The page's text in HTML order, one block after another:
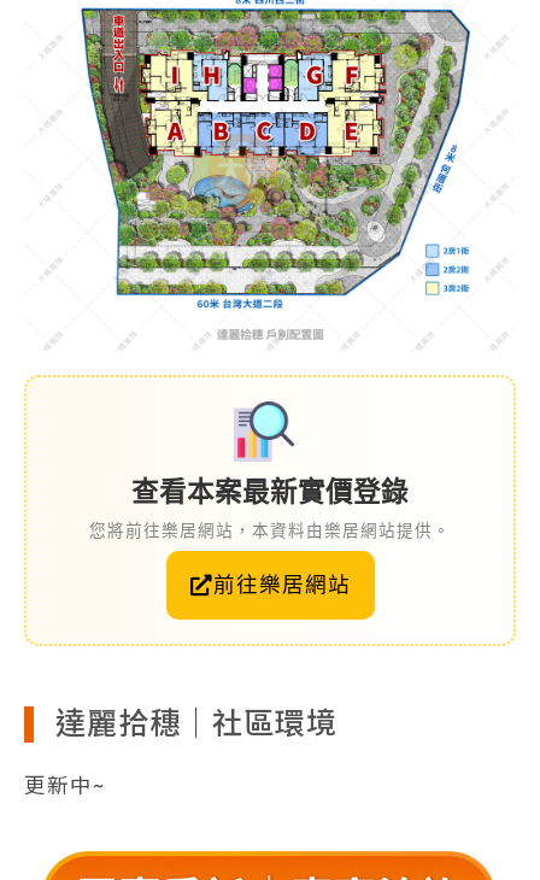
查看本案最新實價登錄
您將前往樂居網站，本資料由樂居網站提供。
前往樂居網站
達麗拾穗｜社區環境
更新中~